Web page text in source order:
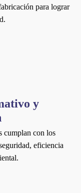
para lograr
y
cumplan con los
eficiencia